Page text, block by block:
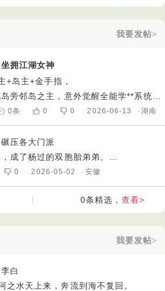
上，信息就是力量。我们的计划首
后隐藏着丰富的规律和趋势。通过收
运用专业的数据分析工具和方法，我
潜在的、具有指导意义的信息。比如，
段内出现的频率较高，某些组合在特
切关注赛事的实时动态。极速飞艇
，任何一个小小的变化都可能影响最
气状况、赛道条件、参赛选手的状态
些实时信息，并**历史数据进行分析，
海家，在茫茫大海中凭借对风向、海
规划出最佳的航线，避开暗礁和风
。
我要发帖>
拥江湖女神
岛主+金手指，
邻岛之主，意外觉醒全能学**系统。
上门刁难、无端构陷。
统解析，他轻松破招稳压对手，更
法，踏江湖揽**芳，以一座近海孤
的无敌飞卢。
0条 0 0 2026-06-13 ·湖南
压各大门派
了杨过的双胞胎弟弟。
弟子，苦修十九年。
堵路让我磕头认错。
人。
满门。
0 2026-05-02 ·安徽
0条精选，查看>
我要发帖>
白
水天上来，奔流到海不复回。